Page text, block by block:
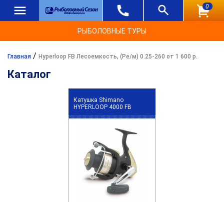
0
РЫБОЛОВНЫЕ ТУРЫ
Главная / Hyperloop FB Лесоемкость, (Ре/м) 0.25-260 от 1 600 р.
Каталог
Катушка Shimano
HYPERLOOP 4000 FB